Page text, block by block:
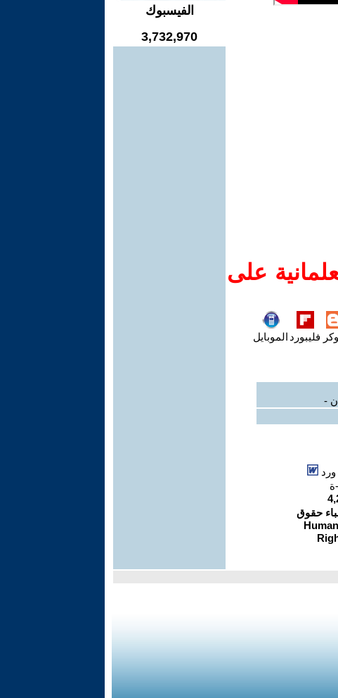
على
فليبورد الموبايل
-
ة
الفيسبوك
3,732,970